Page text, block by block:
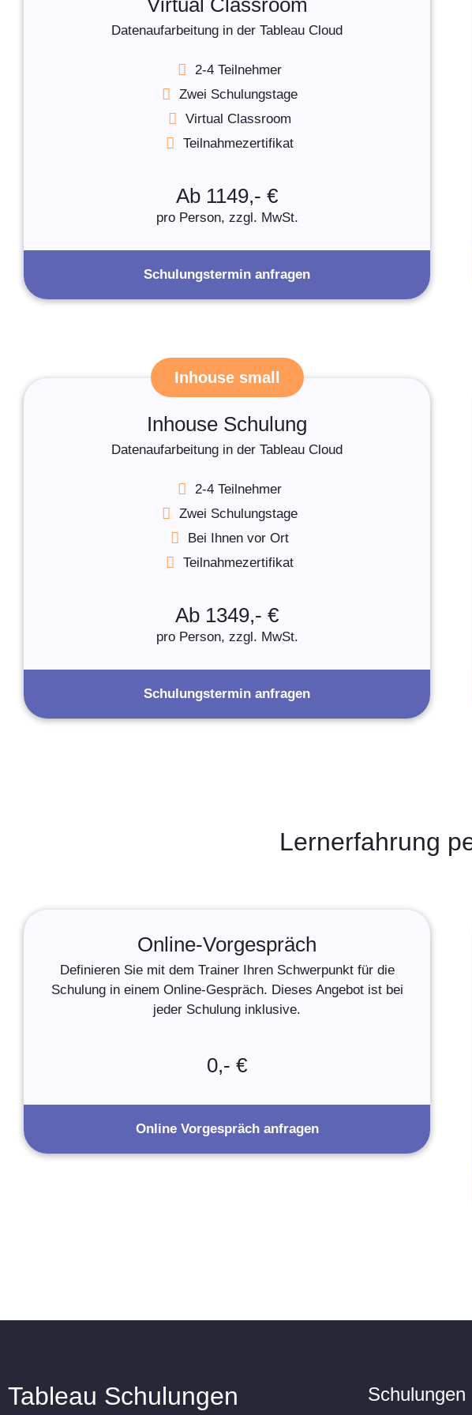
Virtual Classroom
Datenaufarbeitung in der Tableau Cloud
2-4 Teilnehmer
Zwei Schulungstage
Virtual Classroom
Teilnahmezertifikat
Ab 1149,- €
pro Person, zzgl. MwSt.
Schulungstermin anfragen
Inhouse small
Inhouse Schulung
Datenaufarbeitung in der Tableau Cloud
2-4 Teilnehmer
Zwei Schulungstage
Bei Ihnen vor Ort
Teilnahmezertifikat
Ab 1349,- €
pro Person, zzgl. MwSt.
Schulungstermin anfragen
Lernerfahrung
Online-Vorgespräch
Definieren Sie mit dem Trainer Ihren Schwerpunkt für die
Schulung in einem Online-Gespräch. Dieses Angebot ist bei
jeder Schulung inklusive.
0,- €
Online Vorgespräch anfragen
Tableau Schulungen Schulungen